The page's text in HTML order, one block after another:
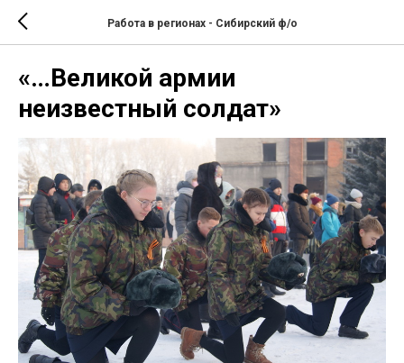
Работа в регионах - Сибирский ф/о
«…Великой армии
неизвестный солдат»